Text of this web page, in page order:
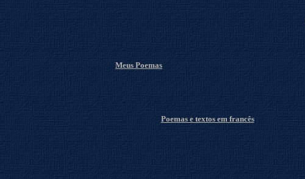
Meus Poemas
Poemas e textos em francês